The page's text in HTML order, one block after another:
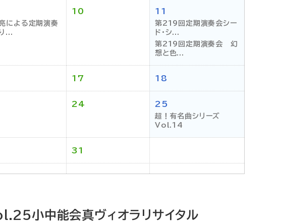
による定期演奏
...
10 11
第219回定期演奏会シー
ド・シ...
第219回定期演奏会 幻
想と色...
17 18
24 25
超！有名曲シリーズ
Vol.14
31
小中能会真ヴィオラリサイタル